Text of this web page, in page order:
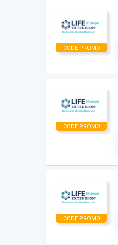
CODE PROMO
CODE PROMO
CODE PROMO